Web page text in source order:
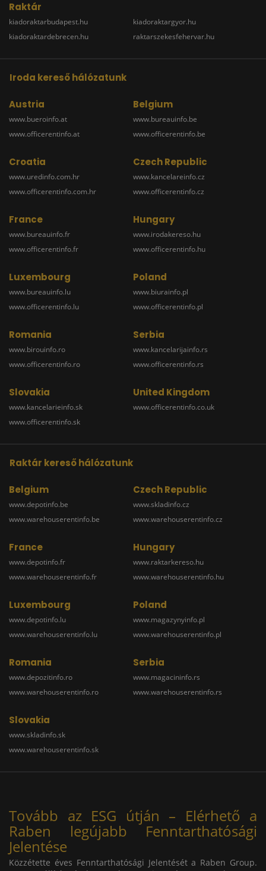
Raktár
kiadoraktarbudapest.hu
kiadoraktardebrecen.hu
kiadoraktargyor.hu
raktarszekesfehervar.hu
Iroda kereső hálózatunk
Austria
www.bueroinfo.at
www.officerentinfo.at
Belgium
www.bureauinfo.be
www.officerentinfo.be
Croatia
www.uredinfo.com.hr
www.officerentinfo.com.hr
Czech Republic
www.kancelareinfo.cz
www.officerentinfo.cz
France
www.bureauinfo.fr
www.officerentinfo.fr
Hungary
www.irodakereso.hu
www.officerentinfo.hu
Luxembourg
www.bureauinfo.lu
www.officerentinfo.lu
Poland
www.biurainfo.pl
www.officerentinfo.pl
Romania
www.birouinfo.ro
www.officerentinfo.ro
Serbia
www.kancelarijainfo.rs
www.officerentinfo.rs
Slovakia
www.kancelarieinfo.sk
www.officerentinfo.sk
United Kingdom
www.officerentinfo.co.uk
Raktár kereső hálózatunk
Belgium
www.depotinfo.be
www.warehouserentinfo.be
Czech Republic
www.skladinfo.cz
www.warehouserentinfo.cz
France
www.depotinfo.fr
www.warehouserentinfo.fr
Hungary
www.raktarkereso.hu
www.warehouserentinfo.hu
Luxembourg
www.depotinfo.lu
www.warehouserentinfo.lu
Poland
www.magazynyinfo.pl
www.warehouserentinfo.pl
Romania
www.depozitinfo.ro
www.warehouserentinfo.ro
Serbia
www.magacininfo.rs
www.warehouserentinfo.rs
Slovakia
www.skladinfo.sk
www.warehouserentinfo.sk
Tovább az ESG útján – Elérhető a
Raben legújabb Fenntarthatósági
Jelentése
Közzétette éves Fenntarthatósági Jelentését a Raben Group.